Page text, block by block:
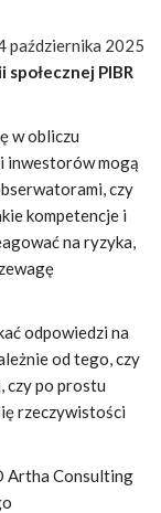
października 2025
PIBR
w obliczu
inwestorów mogą
czy
kompetencje i
na ryzyka,
odpowiedzi na
od tego, czy
czy po prostu
rzeczywistości
Artha Consulting